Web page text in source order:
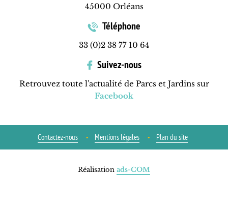
45000 Orléans
Téléphone
33 (0)2 38 77 10 64
Suivez-nous
Retrouvez toute l'actualité de Parcs et Jardins sur
Facebook
Contactez-nous Mentions légales Plan du site
Réalisation ads-COM